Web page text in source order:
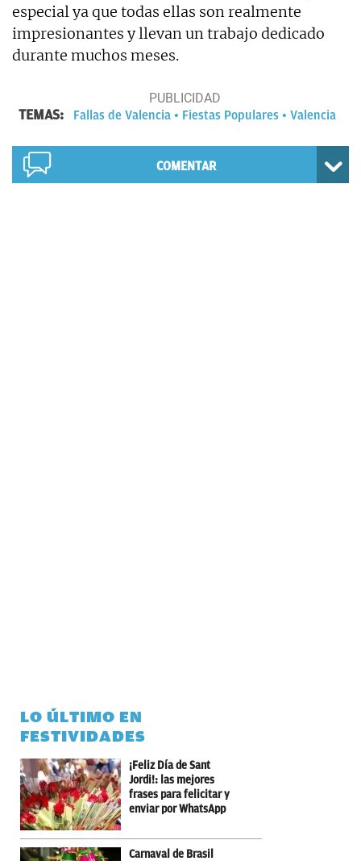
especial ya que todas ellas son realmente
impresionantes y llevan un trabajo dedicado
durante muchos meses.
TEMAS: Fallas de Valencia Fiestas Populares Valencia
COMENTAR
LO ÚLTIMO EN
FESTIVIDADES
¡Feliz Día de Sant
Jordi!: las mejores
frases para felicitar y
enviar por WhatsApp
Carnaval de Brasil